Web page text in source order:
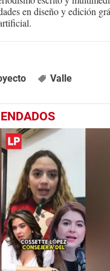
en diseño y edición
Valle